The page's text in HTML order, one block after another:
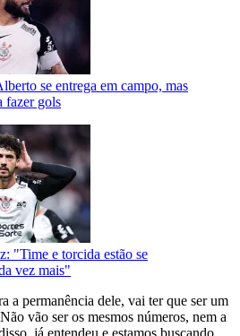
se entrega em campo, mas
fazer gols
"Time e torcida estão se
vez mais"
a permanência dele, vai ter que ser um
vão ser os mesmos números, nem a
já entendeu e estamos buscando